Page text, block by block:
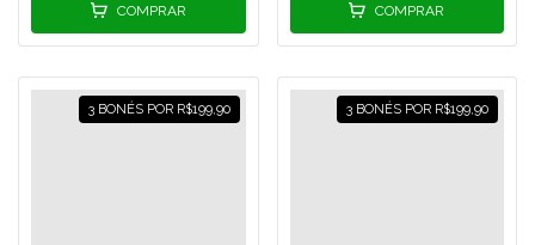
COMPRAR COMPRAR
3 BONÉS POR R$199,90 3 BONÉS POR R$199,90